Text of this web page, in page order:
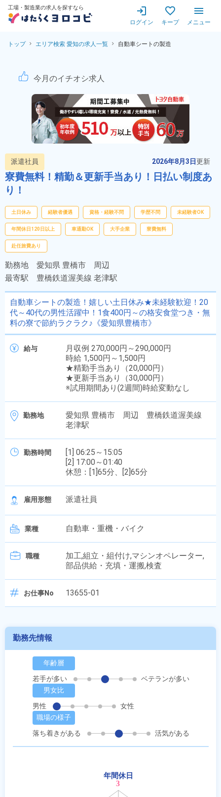
工場・製造業の求人を探すなら
ログイン キープ メニュー
トップ エリア検索 愛知の求人一覧 自動車シートの製造
自動車シートの製造！嬉し
今月のイチオシ求人
派遣社員 2026年8月3日更新
寮費無料！精勤＆更新手当あり！日払い制度あ
り！
土日休み 経験者優遇 資格・経験不問 学歴不問 未経験者OK
年間休日120日以上 車通勤OK 大手企業 寮費無料
赴任旅費あり
勤務地 愛知県 豊橋市 周辺
最寄駅 豊橋鉄道渥美線 老津駅
自動車シートの製造！嬉しい土日休み★未経験歓迎！20
代～40代の男性活躍中！1食400円～の格安食堂つき・無
料の寮で節約ラクラク♪《愛知県豊橋市》
給与
月収例 270,000円～290,000円
時給 1,500円～1,500円
★精勤手当あり（20,000円）
★更新手当あり（30,000円）
※試用期間あり(2週間)時給変動なし
勤務地
愛知県 豊橋市 周辺 豊橋鉄道渥美線
老津駅
勤務時間
[1] 06:25～15:05
[2] 17:00～01:40
休憩：[1]65分、[2]65分
雇用形態 派遣社員
業種 自動車・重機・バイク
職種
加工,組立・組付け,マシンオペレーター,
部品供給・充填・運搬,検査
お仕事No 13655-01
勤務先情報
年齢層
若手が多い
ベテランが多い
男女比
男性
女性
職場の様子
落ち着きがある
活気がある